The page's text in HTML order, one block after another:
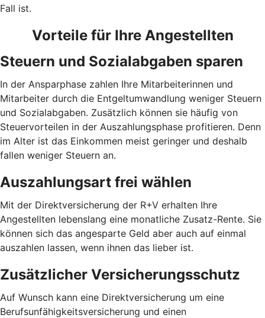
Fall ist.
Vorteile für Ihre Angestellten
Steuern und Sozialabgaben sparen
In der Ansparphase zahlen Ihre Mitarbeiterinnen und
Mitarbeiter durch die Entgeltumwandlung weniger Steuern
und Sozialabgaben. Zusätzlich können sie häufig von
Steuervorteilen in der Auszahlungsphase profitieren. Denn
im Alter ist das Einkommen meist geringer und deshalb
fallen weniger Steuern an.
Auszahlungsart frei wählen
Mit der Direktversicherung der R+V erhalten Ihre
Angestellten lebenslang eine monatliche Zusatz-Rente. Sie
können sich das angesparte Geld aber auch auf einmal
auszahlen lassen, wenn ihnen das lieber ist.
Zusätzlicher Versicherungsschutz
Auf Wunsch kann eine Direktversicherung um eine
Berufsunfähigkeitsversicherung und einen